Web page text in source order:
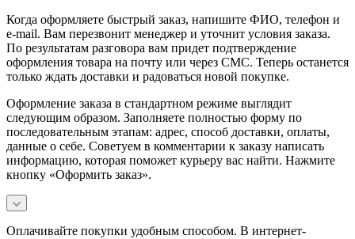
Когда оформляете быстрый заказ, напишите ФИО, телефон и
e-mail. Вам перезвонит менеджер и уточнит условия заказа.
По результатам разговора вам придет подтверждение
оформления товара на почту или через СМС. Теперь останется
только ждать доставки и радоваться новой покупке.
Оформление заказа в стандартном режиме выглядит
следующим образом. Заполняете полностью форму по
последовательным этапам: адрес, способ доставки, оплаты,
данные о себе. Советуем в комментарии к заказу написать
информацию, которая поможет курьеру вас найти. Нажмите
кнопку «Оформить заказ».
Оплачивайте покупки удобным способом. В интернет-